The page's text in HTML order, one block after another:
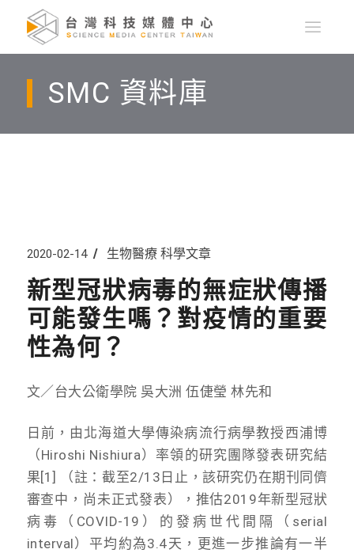
SMC 資料庫
2020-02-14 生物醫療 科學文章
新型冠狀病毒的無症狀傳播
可能發生嗎？對疫情的重要
性為何？
文／台大公衛學院 吳大洲 伍倢瑩 林先和
日前，由北海道大學傳染病流行病學教授西浦博
（Hiroshi Nishiura）率領的研究團隊發表研究結
果[1] （註：截至2/13日止，該研究仍在期刊同儕
審查中，尚未正式發表），推估2019年新型冠狀
病毒（COVID-19）的發病世代間隔（serial
interval）平均約為3.4天，更進一步推論有一半